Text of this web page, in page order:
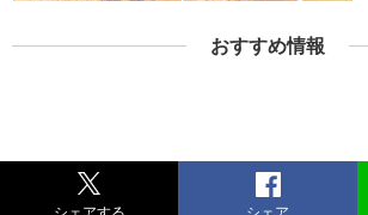
おすすめ情報